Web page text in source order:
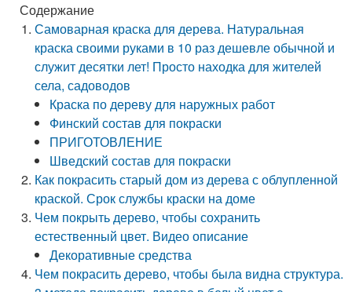
Содержание
Самоварная краска для дерева. Натуральная
краска своими руками в 10 раз дешевле обычной и
служит десятки лет! Просто находка для жителей
села, садоводов
Краска по дереву для наружных работ
Финский состав для покраски
ПРИГОТОВЛЕНИЕ
Шведский состав для покраски
Как покрасить старый дом из дерева с облупленной
краской. Срок службы краски на доме
Чем покрыть дерево, чтобы сохранить
естественный цвет. Видео описание
Декоративные средства
Чем покрасить дерево, чтобы была видна структура.